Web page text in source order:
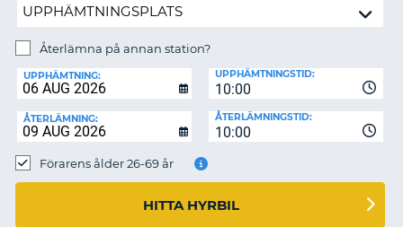
SVERIGE
Återlämna på annan station?
UPPHÄMTNING:
10:00
UPPHÄMTNINGSTID:
ÅTERLÄMNING:
10:00
ÅTERLÄMNINGSTID:
Förarens ålder 26-69 år
HITTA HYRBIL